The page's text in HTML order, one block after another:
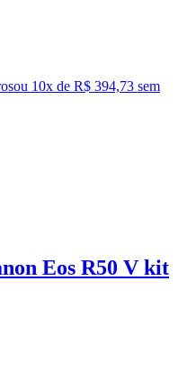
ou 10x de R$ 394,73 sem
Eos R50 V kit